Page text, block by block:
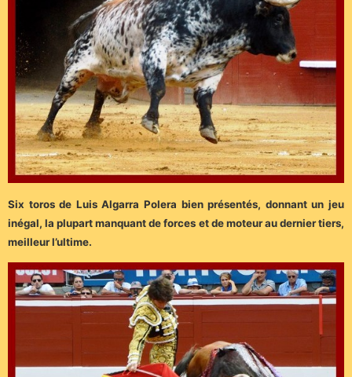
Six toros de Luis Algarra Polera bien présentés, donnant un jeu
inégal, la plupart manquant de forces et de moteur au dernier tiers,
meilleur l’ultime.